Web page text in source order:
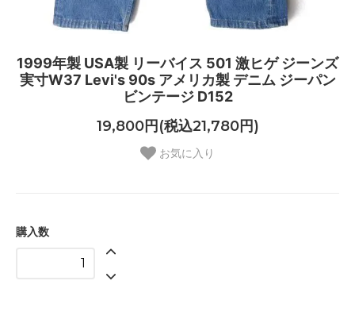
1999年製 USA製 リーバイス 501 激ヒゲ ジーンズ
実寸W37 Levi's 90s アメリカ製 デニム ジーパン
ビンテージ D152
19,800円(税込21,780円)
お気に入り
購入数